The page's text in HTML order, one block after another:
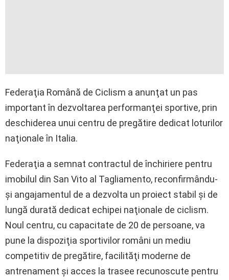
Federaţia Română de Ciclism a anunţat un pas
important în dezvoltarea performanţei sportive, prin
deschiderea unui centru de pregătire dedicat loturilor
naţionale în Italia.
Federaţia a semnat contractul de închiriere pentru
imobilul din San Vito al Tagliamento, reconfirmându-
şi angajamentul de a dezvolta un proiect stabil şi de
lungă durată dedicat echipei naţionale de ciclism.
Noul centru, cu capacitate de 20 de persoane, va
pune la dispoziţia sportivilor români un mediu
competitiv de pregătire, facilităţi moderne de
antrenament şi acces la trasee recunoscute pentru